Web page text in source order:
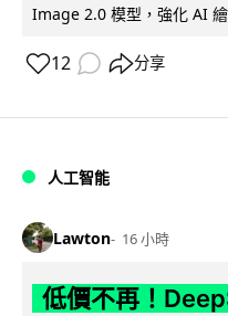
Image 2.0 模型，強化 AI
12 分享
人工智能
Lawton 16 小時
低價不再！